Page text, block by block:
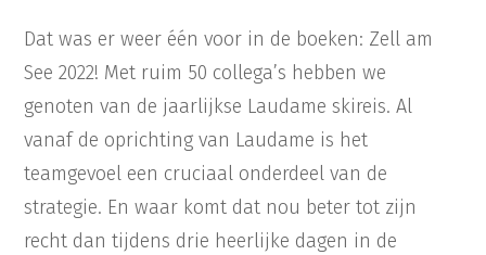
Dat was er weer één voor in de boeken: Zell am
See 2022! Met ruim 50 collega’s hebben we
genoten van de jaarlijkse Laudame skireis. Al
vanaf de oprichting van Laudame is het
teamgevoel een cruciaal onderdeel van de
strategie. En waar komt dat nou beter tot zijn
recht dan tijdens drie heerlijke dagen in de